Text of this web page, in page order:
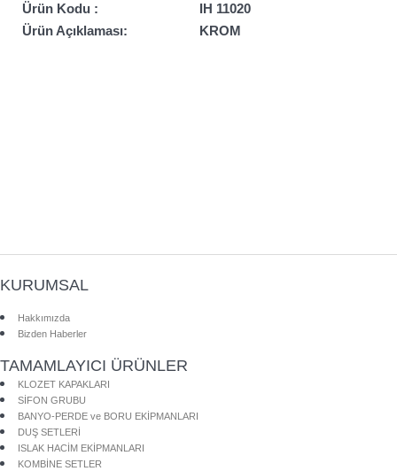
Ürün Kodu :
IH 11020
Ürün Açıklaması:
KROM
KURUMSAL
Hakkımızda
Bizden Haberler
TAMAMLAYICI ÜRÜNLER
KLOZET KAPAKLARI
SİFON GRUBU
BANYO-PERDE ve BORU EKİPMANLARI
DUŞ SETLERİ
ISLAK HACİM EKİPMANLARI
KOMBİNE SETLER